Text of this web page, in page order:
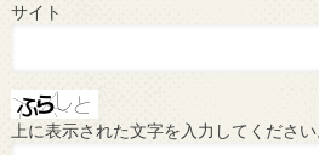
サイト
上に表示された文字を入力してください